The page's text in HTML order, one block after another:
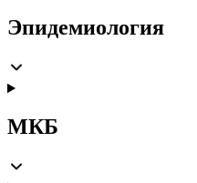
Эпидемиология
МКБ